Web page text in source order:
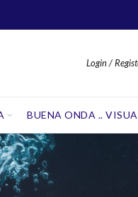
Login /
BUENA ONDA ..